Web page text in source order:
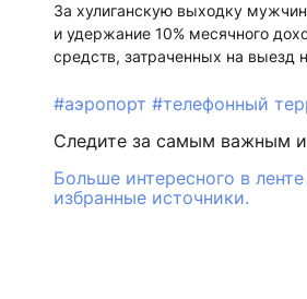
За хулиганскую выходку
и удержание 10% месячного
средств, затраченных на выезд
#аэропорт #телефонный
Следите за самым важным
Больше интересного в
избранные источники.